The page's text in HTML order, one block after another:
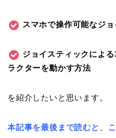
スマホで操作可能なジ
ジョイスティックによ
ラクターを動かす方法
を紹介したいと思います。
本記事を最後まで読むと、